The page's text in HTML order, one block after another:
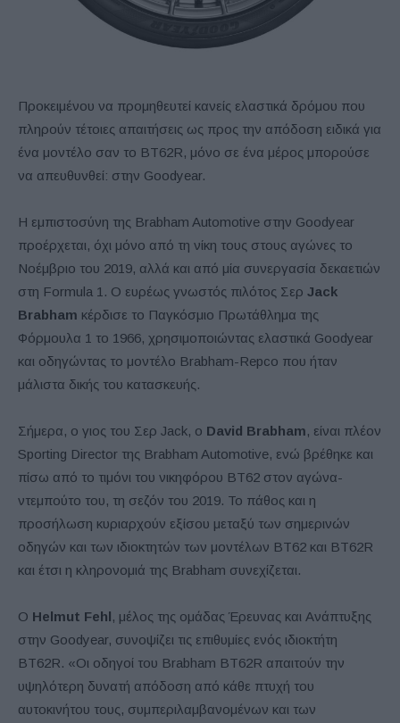
Προκειμένου να προμηθευτεί κανείς ελαστικά δρόμου που
πληρούν τέτοιες απαιτήσεις ως προς την απόδοση ειδικά για
ένα μοντέλο σαν το BT62R, μόνο σε ένα μέρος μπορούσε
να απευθυνθεί: στην Goodyear.
Η εμπιστοσύνη της Brabham Automotive στην Goodyear
προέρχεται, όχι μόνο από τη νίκη τους στους αγώνες το
Νοέμβριο του 2019, αλλά και από μία συνεργασία δεκαετιών
στη Formula 1. Ο ευρέως γνωστός πιλότος Σερ Jack
Brabham κέρδισε το Παγκόσμιο Πρωτάθλημα της
Φόρμουλα 1 το 1966, χρησιμοποιώντας ελαστικά Goodyear
και οδηγώντας το μοντέλο Brabham-Repco που ήταν
μάλιστα δικής του κατασκευής.
Σήμερα, ο γιος του Σερ Jack, o David Brabham, είναι πλέον
Sporting Director της Brabham Automotive, ενώ βρέθηκε και
πίσω από το τιμόνι του νικηφόρου BT62 στον αγώνα-
ντεμπούτο του, τη σεζόν του 2019. Το πάθος και η
προσήλωση κυριαρχούν εξίσου μεταξύ των σημερινών
οδηγών και των ιδιοκτητών των μοντέλων BT62 και BT62R
και έτσι η κληρονομιά της Brabham συνεχίζεται.
Ο Helmut Fehl, μέλος της ομάδας Έρευνας και Ανάπτυξης
στην Goodyear, συνοψίζει τις επιθυμίες ενός ιδιοκτήτη
BT62R. «Οι οδηγοί του Brabham BT62R απαιτούν την
υψηλότερη δυνατή απόδοση από κάθε πτυχή του
αυτοκινήτου τους, συμπεριλαμβανομένων και των